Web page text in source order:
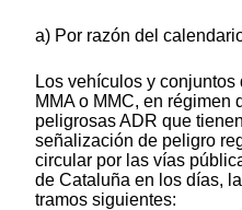
a) Por razón del
Los vehículos y
MMA o MMC, en régimen
peligrosas ADR que
señalización de peligro
circular por las vías
de Cataluña en los días,
tramos siguientes: